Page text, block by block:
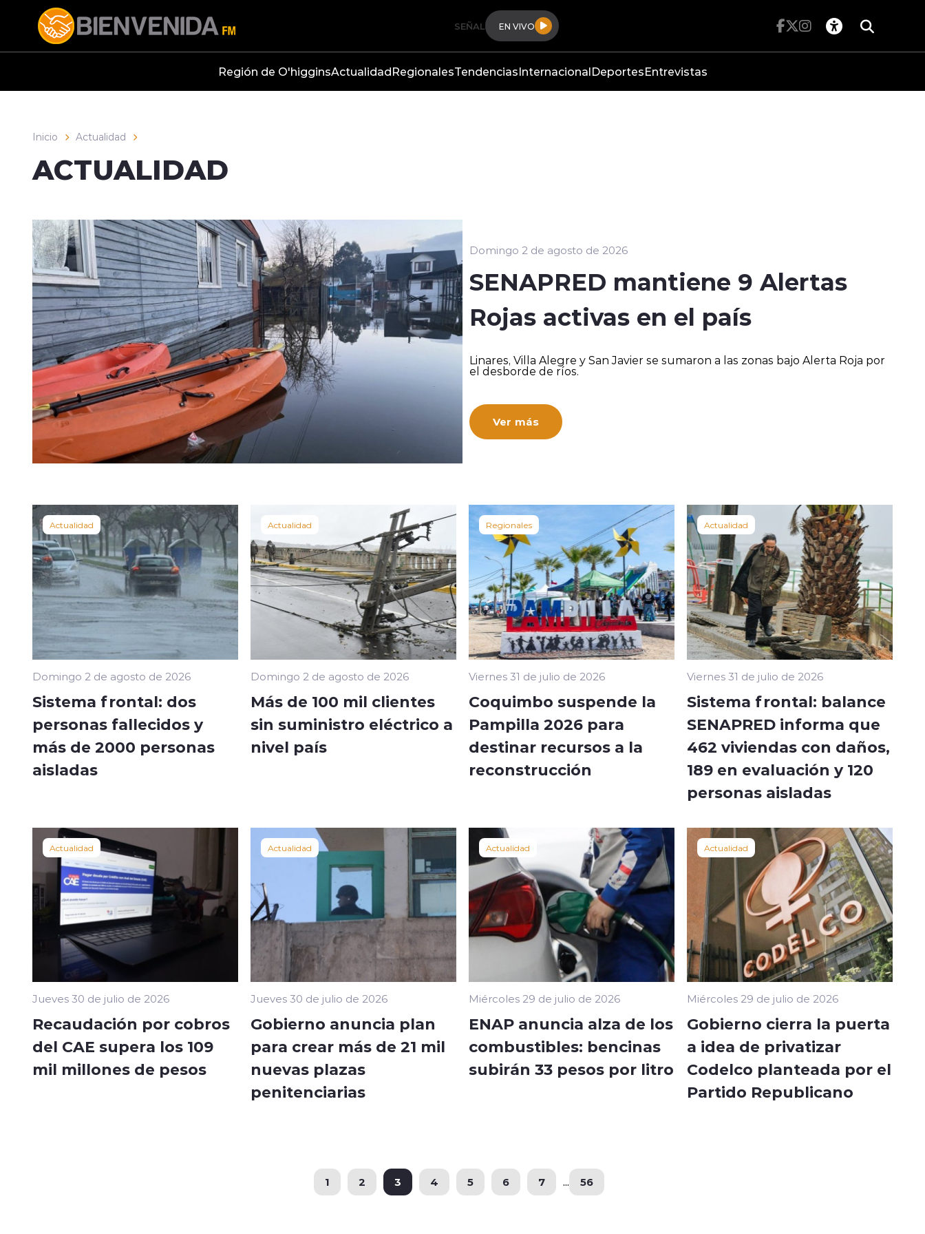
Click acá para ir directamente al contenido
SEÑAL EN VIVO
Región de O'higginsActualidadRegionalesTendenciasInternacionalDeportesEntrevistas
Inicio Actualidad
ACTUALIDAD
Domingo 2 de agosto de 2026
SENAPRED mantiene 9 Alertas
Rojas activas en el país
Linares, Villa Alegre y San Javier se sumaron a las zonas bajo Alerta Roja por
el desborde de ríos.
Ver más
Actualidad
Domingo 2 de agosto de 2026
Sistema frontal: dos
personas fallecidos y
más de 2000 personas
aisladas
Actualidad
Domingo 2 de agosto de 2026
Más de 100 mil clientes
sin suministro eléctrico a
nivel país
Regionales
Viernes 31 de julio de 2026
Coquimbo suspende la
Pampilla 2026 para
destinar recursos a la
reconstrucción
Actualidad
Viernes 31 de julio de 2026
Sistema frontal: balance
SENAPRED informa que
462 viviendas con daños,
189 en evaluación y 120
personas aisladas
Actualidad
Jueves 30 de julio de 2026
Recaudación por cobros
del CAE supera los 109
mil millones de pesos
Actualidad
Jueves 30 de julio de 2026
Gobierno anuncia plan
para crear más de 21 mil
nuevas plazas
penitenciarias
Actualidad
Miércoles 29 de julio de 2026
ENAP anuncia alza de los
combustibles: bencinas
subirán 33 pesos por litro
Actualidad
Miércoles 29 de julio de 2026
Gobierno cierra la puerta
a idea de privatizar
Codelco planteada por el
Partido Republicano
1 2 3 4 5 6 7 ... 56